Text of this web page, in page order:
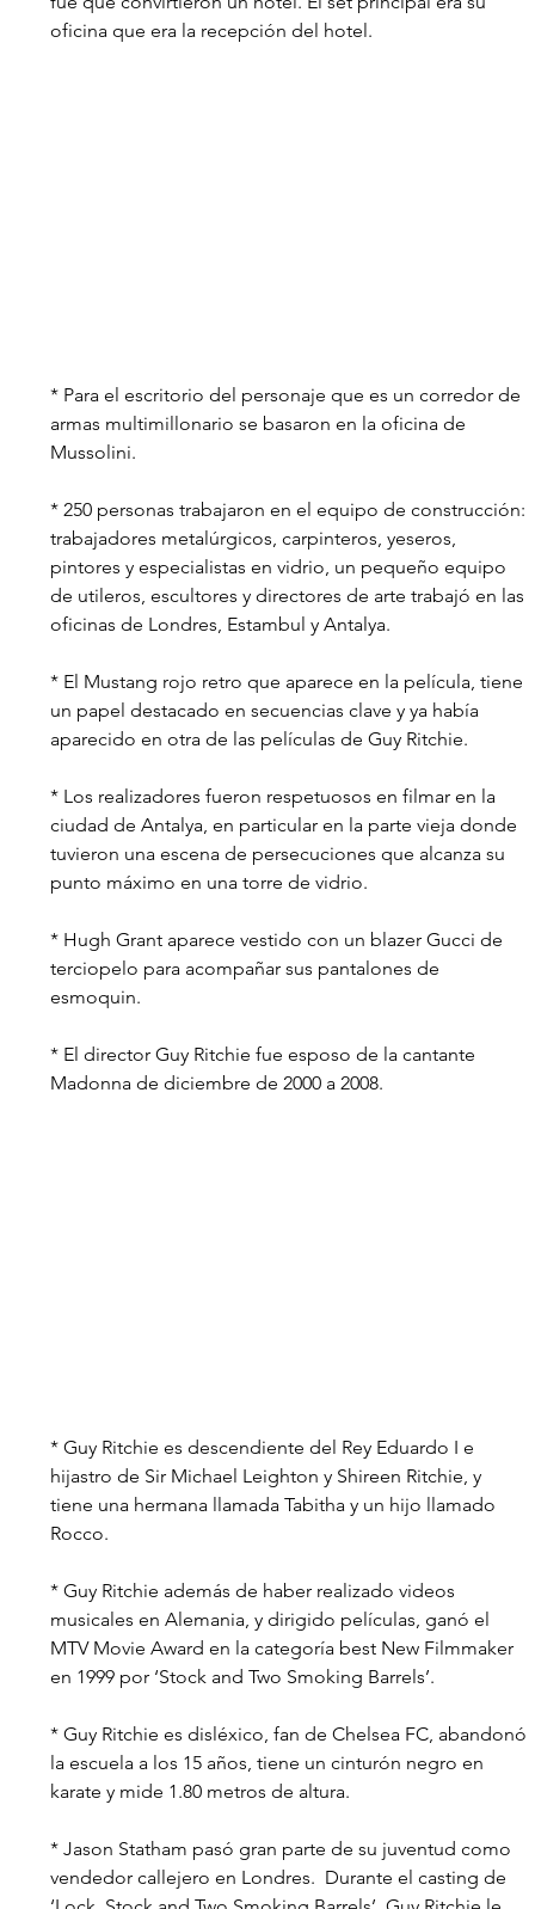
oficina que era la recepción del hotel.
* Para el escritorio del personaje que es un corredor de
armas multimillonario se basaron en la oficina de
Mussolini.
* 250 personas trabajaron en el equipo de construcción:
trabajadores metalúrgicos, carpinteros, yeseros,
pintores y especialistas en vidrio, un pequeño equipo
de utileros, escultores y directores de arte trabajó en las
oficinas de Londres, Estambul y Antalya.
* El Mustang rojo retro que aparece en la película, tiene
un papel destacado en secuencias clave y ya había
aparecido en otra de las películas de Guy Ritchie.
* Los realizadores fueron respetuosos en filmar en la
ciudad de Antalya, en particular en la parte vieja donde
tuvieron una escena de persecuciones que alcanza su
punto máximo en una torre de vidrio.
* Hugh Grant aparece vestido con un blazer Gucci de
terciopelo para acompañar sus pantalones de
esmoquin.
* El director Guy Ritchie fue esposo de la cantante
Madonna de diciembre de 2000 a 2008.
* Guy Ritchie es descendiente del Rey Eduardo I e
hijastro de Sir Michael Leighton y Shireen Ritchie, y
tiene una hermana llamada Tabitha y un hijo llamado
Rocco.
* Guy Ritchie además de haber realizado videos
musicales en Alemania, y dirigido películas, ganó el
MTV Movie Award en la categoría best New Filmmaker
en 1999 por ‘Stock and Two Smoking Barrels’.
* Guy Ritchie es disléxico, fan de Chelsea FC, abandonó
la escuela a los 15 años, tiene un cinturón negro en
karate y mide 1.80 metros de altura.
* Jason Statham pasó gran parte de su juventud como
vendedor callejero en Londres.  Durante el casting de